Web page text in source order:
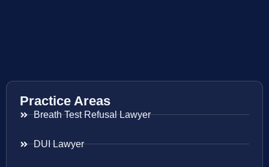
Practice Areas
Breath Test Refusal Lawyer
DUI Lawyer